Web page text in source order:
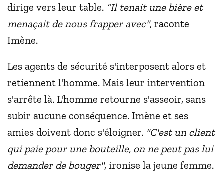
dirige vers leur table. “Il tenait une bière et
menaçait de nous frapper avec", raconte
Imène.
Les agents de sécurité s'interposent alors et
retiennent l'homme. Mais leur intervention
s'arrête là. L'homme retourne s'asseoir, sans
subir aucune conséquence. Imène et ses
amies doivent donc s'éloigner. "C'est un client
qui paie pour une bouteille, on ne peut pas lui
demander de bouger", ironise la jeune femme.